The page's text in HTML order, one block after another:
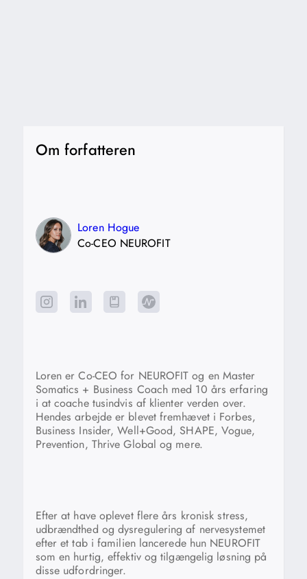
Om forfatteren
Loren Hogue
Co-CEO NEUROFIT
Loren er Co-CEO for NEUROFIT og en Master
Somatics + Business Coach med 10 års erfaring
i at coache tusindvis af klienter verden over.
Hendes arbejde er blevet fremhævet i Forbes,
Business Insider, Well+Good, SHAPE, Vogue,
Prevention, Thrive Global og mere.
Efter at have oplevet flere års kronisk stress,
udbrændthed og dysregulering af nervesystemet
efter et tab i familien lancerede hun NEUROFIT
som en hurtig, effektiv og tilgængelig løsning på
disse udfordringer.